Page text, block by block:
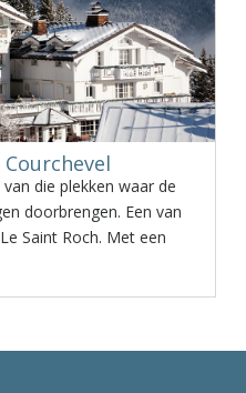
die plekken waar de
doorbrengen. Een van
Saint Roch. Met een